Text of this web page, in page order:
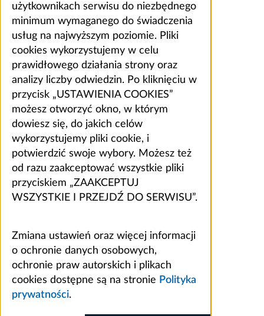
użytkownikach serwisu do niezbędnego
minimum wymaganego do świadczenia
usług na najwyższym poziomie. Pliki
cookies wykorzystujemy w celu
prawidłowego działania strony oraz
analizy liczby odwiedzin. Po kliknięciu w
przycisk „USTAWIENIA COOKIES”
możesz otworzyć okno, w którym
dowiesz się, do jakich celów
wykorzystujemy pliki cookie, i
potwierdzić swoje wybory. Możesz też
od razu zaakceptować wszystkie pliki
przyciskiem „ZAAKCEPTUJ
WSZYSTKIE I PRZEJDŹ DO SERWISU”.
Zmiana ustawień oraz więcej informacji
o ochronie danych osobowych,
ochronie praw autorskich i plikach
cookies dostępne są na stronie Polityka
prywatności.